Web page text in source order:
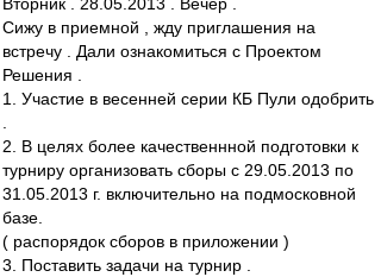
Сижу в приемной , жду приглашения на
встречу . Дали ознакомиться с Проектом
Решения .
1. Участие в весенней серии КБ Пули одобрить
2. В целях более качественнной подготовки к
турниру организовать сборы с 29.05.2013 по
31.05.2013 г. включительно на подмосковной
базе.
( распорядок сборов в приложении )
3. Поставить задачи на турнир .